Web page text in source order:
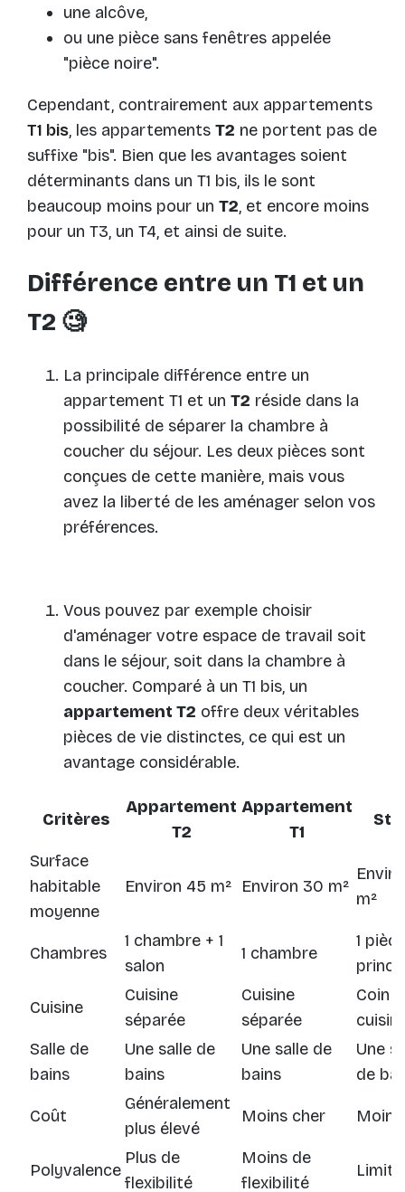
une alcôve,
ou une pièce sans fenêtres appelée
"pièce noire".
Cependant, contrairement aux appartements
T1 bis, les appartements T2 ne portent pas de
suffixe "bis". Bien que les avantages soient
déterminants dans un T1 bis, ils le sont
beaucoup moins pour un T2, et encore moins
pour un T3, un T4, et ainsi de suite.
Différence entre un T1 et un
T2 🧐
La principale différence entre un
appartement T1 et un T2 réside dans la
possibilité de séparer la chambre à
coucher du séjour. Les deux pièces sont
conçues de cette manière, mais vous
avez la liberté de les aménager selon vos
préférences.
Vous pouvez par exemple choisir
d'aménager votre espace de travail soit
dans le séjour, soit dans la chambre à
coucher. Comparé à un T1 bis, un
appartement T2 offre deux véritables
pièces de vie distinctes, ce qui est un
avantage considérable.
Critères
Appartement
T2
Appartement
T1
Surface
habitable
moyenne
Environ 45 m² Environ 30 m²
m²
Chambres
1 chambre + 1
salon
1 chambre
1 pièce
Cuisine
Cuisine
séparée
Cuisine
séparée
Coin
Salle de
bains
Une salle de
bains
Une salle de
bains
Une
de
Coût
Généralement
plus élevé
Moins cher
Polyvalence
Plus de
flexibilité
Moins de
flexibilité
Limité